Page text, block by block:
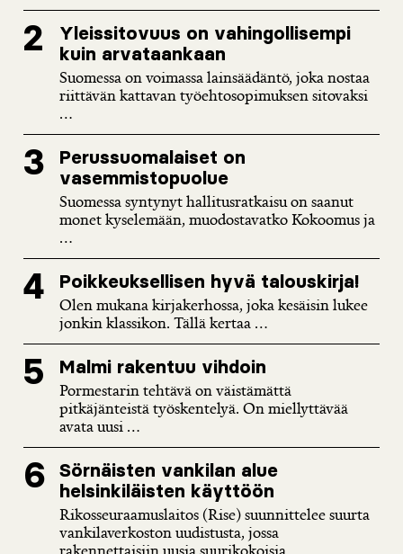
Yleissitovuus on vahingollisempi
kuin arvataankaan
Suomessa on voimassa lainsäädäntö, joka nostaa
riittävän kattavan työehtosopimuksen sitovaksi
...
Perussuomalaiset on
vasemmistopuolue
Suomessa syntynyt hallitusratkaisu on saanut
monet kyselemään, muodostavatko Kokoomus ja
...
Poikkeuksellisen hyvä talouskirja!
Olen mukana kirjakerhossa, joka kesäisin lukee
jonkin klassikon. Tällä kertaa ...
Malmi rakentuu vihdoin
Pormestarin tehtävä on väistämättä
pitkäjänteistä työskentelyä. On miellyttävää
avata uusi ...
Sörnäisten vankilan alue
helsinkiläisten käyttöön
Rikosseuraamuslaitos (Rise) suunnittelee suurta
vankilaverkoston uudistusta, jossa
rakennettaisiin uusia suurikokoisia ...